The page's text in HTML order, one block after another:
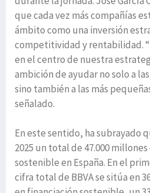
que cada vez más compañías
ámbito como una inversión
competitividad y rentabilidad.
en el centro de nuestra
ambición de ayudar no solo a
sino también a las más
señalado.
En este sentido, ha subrayado
2025 un total de 47.000
sostenible en España. En el
cifra total de BBVA se sitúa en